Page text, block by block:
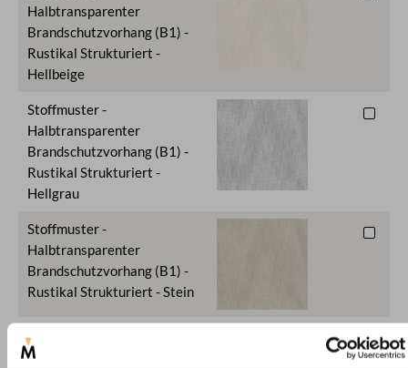
Halbtransparenter
Brandschutzvorhang (B1) -
Rustikal Strukturiert -
Hellbeige
Stoffmuster -
Halbtransparenter
Brandschutzvorhang (B1) -
Rustikal Strukturiert -
Hellgrau
Stoffmuster -
Halbtransparenter
Brandschutzvorhang (B1) -
Rustikal Strukturiert - Stein
Stoffmuster -
Halbtransparenter